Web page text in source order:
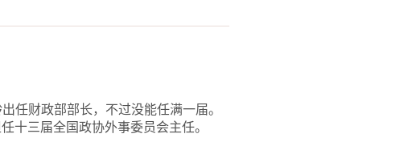
任财政部部长，不过没能任满一届。
十三届全国政协外事委员会主任。